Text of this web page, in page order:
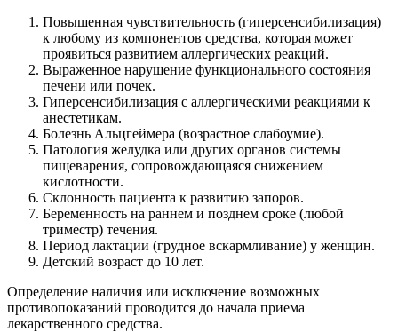
Повышенная чувствительность (гиперсенсибилизация)
к любому из компонентов средства, которая может
проявиться развитием аллергических реакций.
Выраженное нарушение функционального состояния
печени или почек.
Гиперсенсибилизация с аллергическими реакциями к
анестетикам.
Болезнь Альцгеймера (возрастное слабоумие).
Патология желудка или других органов системы
пищеварения, сопровождающаяся снижением
кислотности.
Склонность пациента к развитию запоров.
Беременность на раннем и позднем сроке (любой
триместр) течения.
Период лактации (грудное вскармливание) у женщин.
Детский возраст до 10 лет.
Определение наличия или исключение возможных
противопоказаний проводится до начала приема
лекарственного средства.